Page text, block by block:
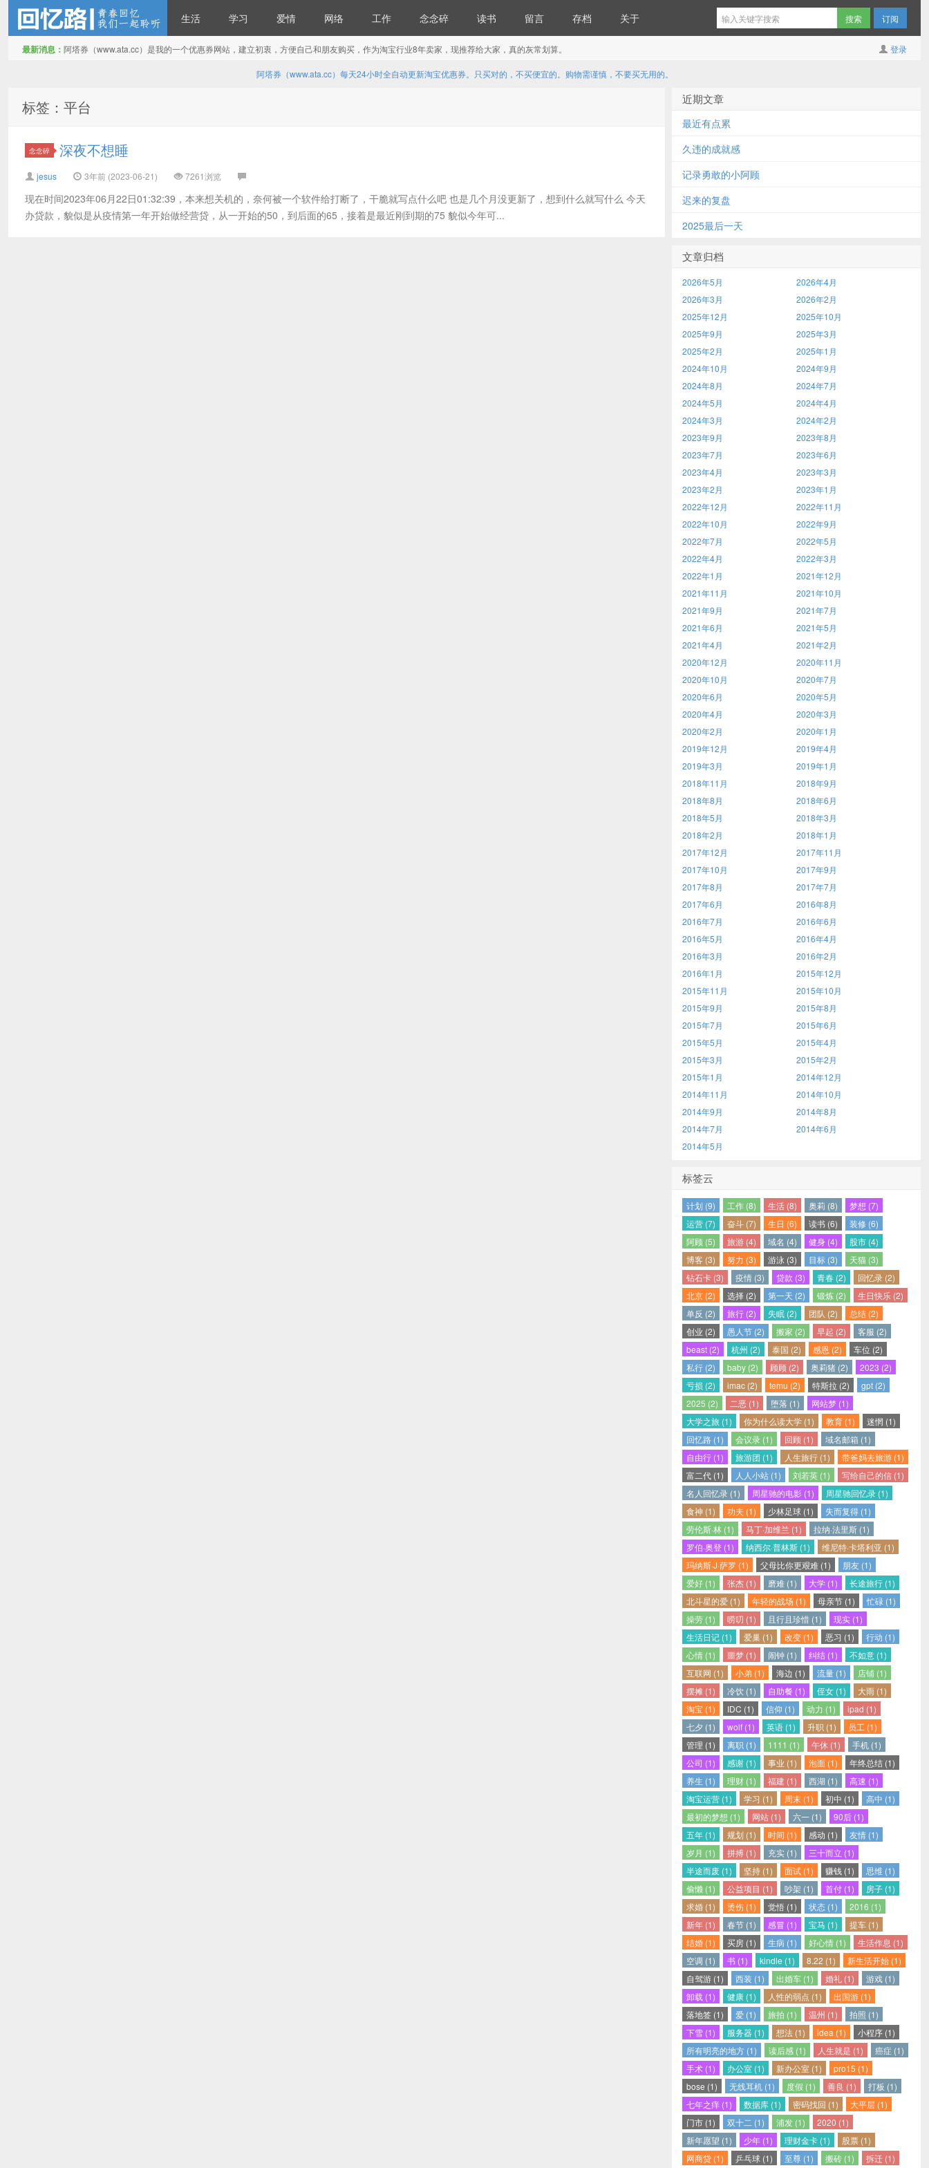
生活 学习 爱情 网络 工作 念念碎 读书 留言 存档 关于 订阅
登录
最新消息： 阿塔券（www.ata.cc）是我的一个优惠券网站，建立初衷，方便自己和朋友购买，作为淘宝行业8年卖家，现推荐给大家，真的灰常划算。
阿塔券（www.ata.cc）每天24小时全自动更新淘宝优惠券。只买对的，不买便宜的。购物需谨慎，不要买无用的。
标签：平台
念念碎 深夜不想睡
jesus 3年前 (2023-06-21) 7261浏览
现在时间2023年06月22日01:32:39，本来想关机的，奈何被一个软件给打断了，干脆就写点什么吧 也是几个月没更新了，想到什么就写什么 今天
办贷款，貌似是从疫情第一年开始做经营贷，从一开始的50，到后面的65，接着是最近刚到期的75 貌似今年可...
近期文章
最近有点累
久违的成就感
记录勇敢的小阿顾
迟来的复盘
2025最后一天
文章归档
2026年5月
2026年4月
2026年3月
2026年2月
2025年12月
2025年10月
2025年9月
2025年3月
2025年2月
2025年1月
2024年10月
2024年9月
2024年8月
2024年7月
2024年5月
2024年4月
2024年3月
2024年2月
2023年9月
2023年8月
2023年7月
2023年6月
2023年4月
2023年3月
2023年2月
2023年1月
2022年12月
2022年11月
2022年10月
2022年9月
2022年7月
2022年5月
2022年4月
2022年3月
2022年1月
2021年12月
2021年11月
2021年10月
2021年9月
2021年7月
2021年6月
2021年5月
2021年4月
2021年2月
2020年12月
2020年11月
2020年10月
2020年7月
2020年6月
2020年5月
2020年4月
2020年3月
2020年2月
2020年1月
2019年12月
2019年4月
2019年3月
2019年1月
2018年11月
2018年9月
2018年8月
2018年6月
2018年5月
2018年3月
2018年2月
2018年1月
2017年12月
2017年11月
2017年10月
2017年9月
2017年8月
2017年7月
2017年6月
2016年8月
2016年7月
2016年6月
2016年5月
2016年4月
2016年3月
2016年2月
2016年1月
2015年12月
2015年11月
2015年10月
2015年9月
2015年8月
2015年7月
2015年6月
2015年5月
2015年4月
2015年3月
2015年2月
2015年1月
2014年12月
2014年11月
2014年10月
2014年9月
2014年8月
2014年7月
2014年6月
2014年5月
标签云
计划 (9) 工作 (8) 生活 (8) 奥莉 (8)
梦想 (7)
运营 (7)
奋斗 (7) 生日 (6) 读书 (6)
装修 (6)
阿顾 (5)
旅游 (4) 域名 (4) 健身 (4)
股市 (4)
博客 (3)
努力 (3) 游泳 (3) 目标 (3)
天猫 (3)
钻石卡 (3)
疫情 (3) 贷款 (3) 青春 (2)
回忆录 (2)
北京 (2)
选择 (2) 第一天 (2) 锻炼 (2)
生日快乐 (2)
单反 (2)
旅行 (2) 失眠 (2) 团队 (2)
总结 (2)
创业 (2)
愚人节 (2) 搬家 (2) 早起 (2)
客服 (2)
beast (2)
杭州 (2) 泰国 (2) 感恩 (2)
车位 (2)
私行 (2)
baby (2) 顾顾 (2) 奥莉猪 (2)
2023 (2)
亏损 (2)
imac (2) temu (2) 特斯拉 (2)
gpt (2)
2025 (2)
二恶 (1) 堕落 (1)
网站梦 (1)
大学之旅 (1)
你为什么读大学 (1) 教育 (1)
迷惘 (1)
回忆路 (1)
会议录 (1) 回顾 (1)
域名邮箱 (1)
自由行 (1)
旅游团 (1) 人生旅行 (1)
带爸妈去旅游 (1)
富二代 (1)
人人小站 (1) 刘若英 (1)
写给自己的信 (1)
名人回忆录 (1)
周星驰的电影 (1)
周星驰回忆录 (1)
食神 (1)
功夫 (1) 少林足球 (1)
失而复得 (1)
劳伦斯·林 (1)
马丁·加维兰 (1)
拉纳·法里斯 (1)
罗伯·奥登 (1)
纳西尔·普林斯 (1)
维尼特·卡塔利亚 (1)
玛纳斯·J·萨罗 (1)
父母比你更艰难 (1)
朋友 (1)
爱好 (1)
张杰 (1) 磨难 (1) 大学 (1)
长途旅行 (1)
北斗星的爱 (1)
年轻的战场 (1) 母亲节 (1)
忙碌 (1)
操劳 (1)
唠叨 (1) 且行且珍惜 (1)
现实 (1)
生活日记 (1)
爱巢 (1) 改变 (1) 恶习 (1)
行动 (1)
心情 (1)
噩梦 (1) 闹钟 (1) 纠结 (1)
不如意 (1)
互联网 (1)
小弟 (1) 海边 (1) 流量 (1)
店铺 (1)
摆摊 (1)
冷饮 (1) 自助餐 (1) 侄女 (1)
大雨 (1)
淘宝 (1)
IDC (1) 信仰 (1) 动力 (1)
ipad (1)
七夕 (1)
wolf (1) 英语 (1) 升职 (1)
员工 (1)
管理 (1)
离职 (1) 1111 (1) 午休 (1)
手机 (1)
公司 (1)
感谢 (1) 事业 (1) 泡面 (1)
年终总结 (1)
养生 (1)
理财 (1) 福建 (1) 西湖 (1)
高速 (1)
淘宝运营 (1)
学习 (1) 周末 (1) 初中 (1)
高中 (1)
最初的梦想 (1)
网站 (1) 六一 (1)
90后 (1)
五年 (1)
规划 (1) 时间 (1) 感动 (1)
友情 (1)
岁月 (1)
拼搏 (1) 充实 (1)
三十而立 (1)
半途而废 (1)
坚持 (1) 面试 (1) 赚钱 (1)
思维 (1)
偷懒 (1)
公益项目 (1) 吵架 (1) 首付 (1)
房子 (1)
求婚 (1)
烫伤 (1) 觉悟 (1) 状态 (1)
2016 (1)
新年 (1)
春节 (1) 感冒 (1) 宝马 (1)
提车 (1)
结婚 (1)
买房 (1) 生病 (1) 好心情 (1)
生活作息 (1)
空调 (1)
书 (1) kindle (1) 8.22 (1)
新生活开始 (1)
自驾游 (1)
西装 (1) 出婚车 (1) 婚礼 (1)
游戏 (1)
卸载 (1)
健康 (1) 人性的弱点 (1)
出国游 (1)
落地签 (1)
爱 (1) 旅拍 (1) 温州 (1)
拍照 (1)
下雪 (1)
服务器 (1) 想法 (1) idea (1)
小程序 (1)
所有明亮的地方 (1)
读后感 (1) 人生就是 (1)
癌症 (1)
手术 (1)
办公室 (1) 新办公室 (1)
pro15 (1)
bose (1)
无线耳机 (1) 度假 (1) 善良 (1)
打板 (1)
七年之痒 (1)
数据库 (1) 密码找回 (1)
大平层 (1)
门市 (1)
双十二 (1) 浦发 (1)
2020 (1)
新年愿望 (1)
少年 (1) 理财金卡 (1)
股票 (1)
网商贷 (1)
乒乓球 (1) 至尊 (1) 搬砖 (1) 拆迁 (1)